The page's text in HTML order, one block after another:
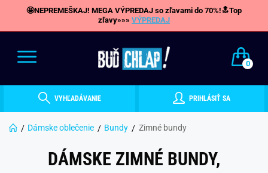
🤩NEPREMEŠKAJ! MEGA VÝPREDAJ so zľavami do 70%!🔝Top
zľavy»»» VÝPREDAJ
0
VYHĽADÁVANIE PRIHLÁSIŤ SA
Dámske oblečenie Bundy Zimné bundy
DÁMSKE ZIMNÉ BUNDY,